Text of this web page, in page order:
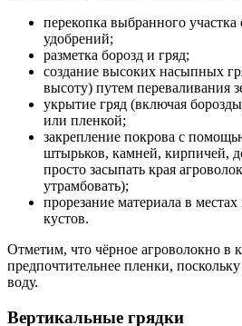
перекопка выбранного участка
удобрений;
разметка борозд и гряд;
создание высоких насыпных
высоту) путем переваливания
укрытие гряд (включая
или пленкой;
закрепление покрова с
штырьков, камней, кирпичей,
просто засыпать края
утрамбовать);
прорезание материала в
кустов.
Отметим, что чёрное агроволокно в
предпочтительнее пленки,
воду.
Вертикальные грядки